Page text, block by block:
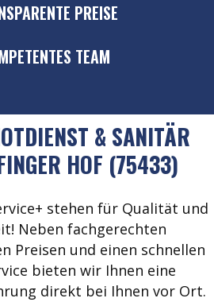
PREISE
TEAM
& SANITÄR
HOF (75433)
stehen für Qualität und
Neben fachgerechten
Preisen und einen schnellen
bieten wir Ihnen eine
direkt bei Ihnen vor Ort.